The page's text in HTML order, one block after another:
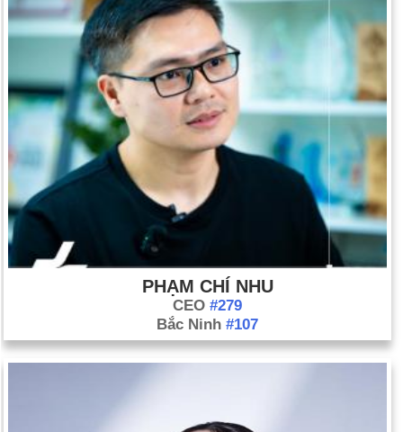
PHẠM CHÍ NHU
CEO #279
Bắc Ninh #107